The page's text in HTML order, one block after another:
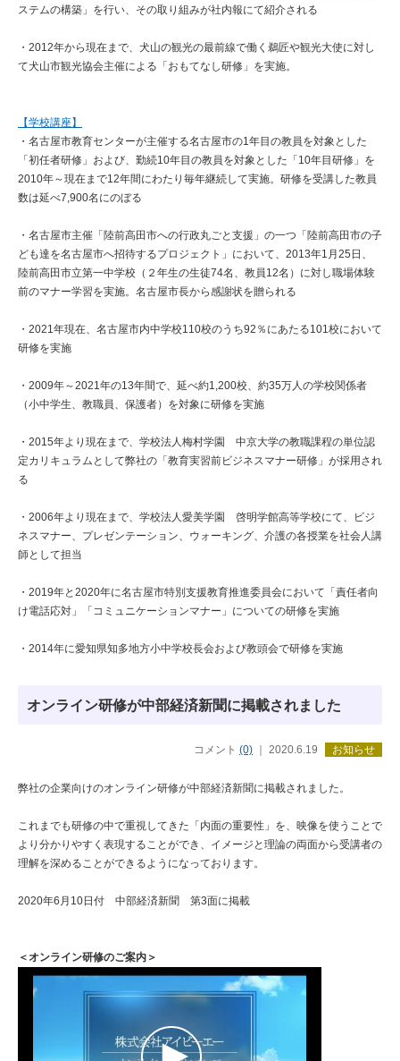
ステムの構築」を行い、その取り組みが社内報にて紹介される
・2012年から現在まで、犬山の観光の最前線で働く鵜匠や観光大使に対し
て犬山市観光協会主催による「おもてなし研修」を実施。
【学校講座】
・名古屋市教育センターが主催する名古屋市の1年目の教員を対象とした
「初任者研修」および、勤続10年目の教員を対象とした「10年目研修」を
2010年～現在まで12年間にわたり毎年継続して実施。研修を受講した教員
数は延べ7,900名にのぼる
・名古屋市主催「陸前高田市への行政丸ごと支援」の一つ「陸前高田市の子
ども達を名古屋市へ招待するプロジェクト」において、2013年1月25日、
陸前高田市立第一中学校（２年生の生徒74名、教員12名）に対し職場体験
前のマナー学習を実施。名古屋市長から感謝状を贈られる
・2021年現在、名古屋市内中学校110校のうち92％にあたる101校において
研修を実施
・2009年～2021年の13年間で、延べ約1,200校、約35万人の学校関係者
（小中学生、教職員、保護者）を対象に研修を実施
・2015年より現在まで、学校法人梅村学園 中京大学の教職課程の単位認
定カリキュラムとして弊社の「教育実習前ビジネスマナー研修」が採用され
る
・2006年より現在まで、学校法人愛美学園 啓明学館高等学校にて、ビジ
ネスマナー、プレゼンテーション、ウォーキング、介護の各授業を社会人講
師として担当
・2019年と2020年に名古屋市特別支援教育推進委員会において「責任者向
け電話応対」「コミュニケーションマナー」についての研修を実施
・2014年に愛知県知多地方小中学校長会および教頭会で研修を実施
オンライン研修が中部経済新聞に掲載されました
コメント (0) ｜ 2020.6.19 お知らせ
弊社の企業向けのオンライン研修が中部経済新聞に掲載されました。
これまでも研修の中で重視してきた「内面の重要性」を、映像を使うことで
より分かりやすく表現することができ、イメージと理論の両面から受講者の
理解を深めることができるようになっております。
2020年6月10日付 中部経済新聞 第3面に掲載
＜オンライン研修のご案内＞